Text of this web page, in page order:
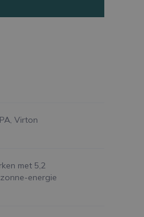
Virton
met 5,2
energie